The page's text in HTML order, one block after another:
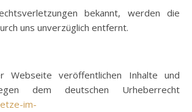
bekannt, werden die
uns unverzüglich entfernt.
Webseite veröffentlichen Inhalte und
dem deutschen Urheberrecht
im-